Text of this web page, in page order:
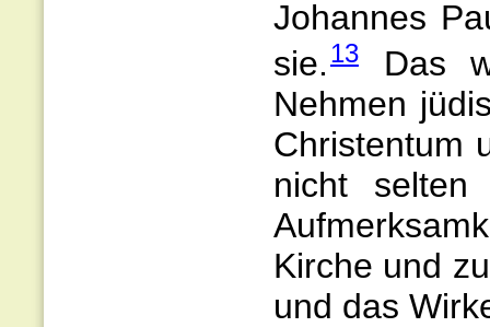
Johannes
sie. 13
Das
Nehmen
Christentum
nicht selten
Kirche und
und das